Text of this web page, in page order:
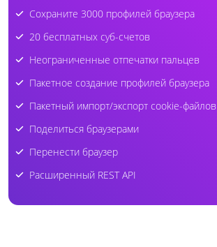
Сохраните 3000 профилей браузера
20 бесплатных суб-счетов
Неограниченные отпечатки пальцев
Пакетное создание профилей браузера
Пакетный импорт/экспорт cookie-файлов
Поделиться браузерами
Перенести браузер
Расширенный REST API